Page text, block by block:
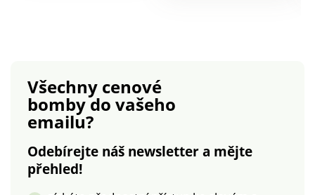
Všechny cenové
bombydo vašeho
emailu?
Odebírejte náš newsletter a mějte
přehled!